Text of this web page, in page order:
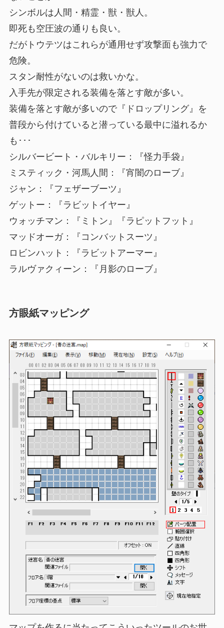
シンボルは人間・精霊・獣・獣人。
即死も 空圧波の通りも良い。
だがトウテツはこれらが通用せず攻撃面も強力で
危険。
スタン耐性がないのは救いかな。
入手先が限定される装備を落とす敵が多い。
装備を落とす敵が多いので『ドロップリング』を
普段から付けていると潜っている最中に溢れるか
も･･･
シルバービート・バルキリー：『怪力手袋』
ミスティック・河馬人間：『宵闇のローブ』
ジャン：『フェザーブーツ』
ゲットー：『 ラビットイヤー 』
ウォッチマン：『 ミトン 』『 ラピットフット 』
マッドオーガ：『コンバットスーツ』
ロビンハット：『 ラビットアーマー 』
ラルヴァクィーン：『月影のローブ』
方眼紙マッピング